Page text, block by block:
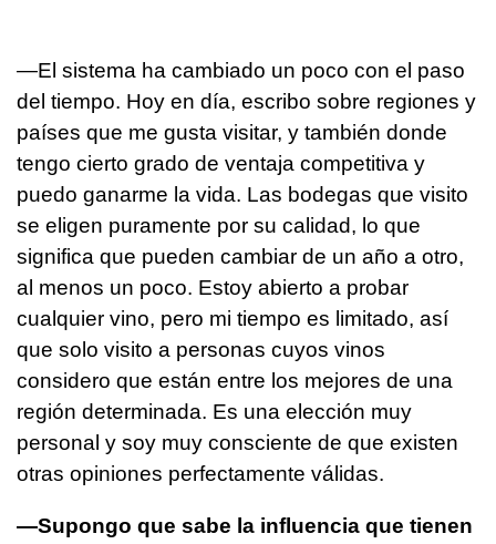
—El sistema ha cambiado un poco con el paso
del tiempo. Hoy en día, escribo sobre regiones y
países que me gusta visitar, y también donde
tengo cierto grado de ventaja competitiva y
puedo ganarme la vida. Las bodegas que visito
se eligen puramente por su calidad, lo que
significa que pueden cambiar de un año a otro,
al menos un poco. Estoy abierto a probar
cualquier vino, pero mi tiempo es limitado, así
que solo visito a personas cuyos vinos
considero que están entre los mejores de una
región determinada. Es una elección muy
personal y soy muy consciente de que existen
otras opiniones perfectamente válidas.
—Supongo que sabe la influencia que tienen